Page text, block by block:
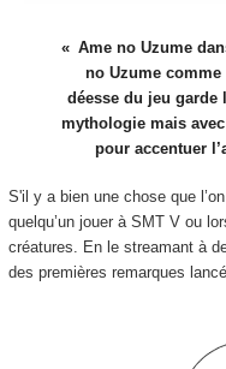
Ame no Uzume
no Uzume
déesse du jeu garde
mythologie mais
pour accentuer
S'il y a bien une chose que
quelqu’un jouer à SMT V ou
créatures. En le streamant à
des premières remarques